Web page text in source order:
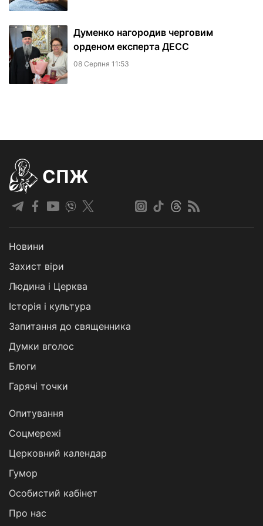
Думенко нагородив черговим
орденом експерта ДЕСС
08 Серпня 11:53
СПЖ
Новини
Захист віри
Людина і Церква
Історія і культура
Запитання до священника
Думки вголос
Блоги
Гарячі точки
Опитування
Соцмережі
Церковний календар
Гумор
Особистий кабінет
Про нас